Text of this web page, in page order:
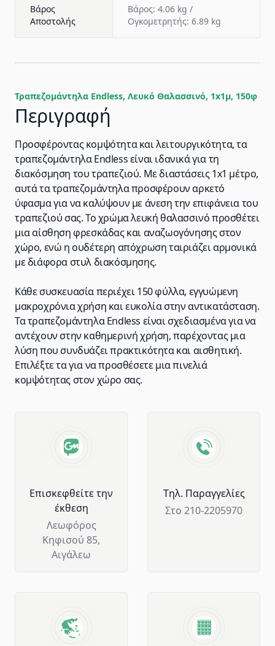
Βάρος
Αποστολής
Βάρος: 4.06 kg /
Ογκομετρητής: 6.89 kg
Τραπεζομάντηλα Endless, Λευκό Θαλασσινό, 1x1μ, 150φ
Περιγραφή
Προσφέροντας κομψότητα και λειτουργικότητα, τα
τραπεζομάντηλα Endless είναι ιδανικά για τη
διακόσμηση του τραπεζιού. Με διαστάσεις 1x1 μέτρο,
αυτά τα τραπεζομάντηλα προσφέρουν αρκετό
ύφασμα για να καλύψουν με άνεση την επιφάνεια του
τραπεζιού σας. Το χρώμα λευκή θαλασσινό προσθέτει
μια αίσθηση φρεσκάδας και αναζωογόνησης στον
χώρο, ενώ η ουδέτερη απόχρωση ταιριάζει αρμονικά
με διάφορα στυλ διακόσμησης.
Κάθε συσκευασία περιέχει 150 φύλλα, εγγυώμενη
μακροχρόνια χρήση και ευκολία στην αντικατάσταση.
Τα τραπεζομάντηλα Endless είναι σχεδιασμένα για να
αντέχουν στην καθημερινή χρήση, παρέχοντας μια
λύση που συνδυάζει πρακτικότητα και αισθητική.
Επιλέξτε τα για να προσθέσετε μια πινελιά
κομψότητας στον χώρο σας.
Επισκεφθείτε την
έκθεση
Λεωφόρος
Κηφισού 85,
Αιγάλεω
Tηλ. Παραγγελίες
Στο 210-2205970